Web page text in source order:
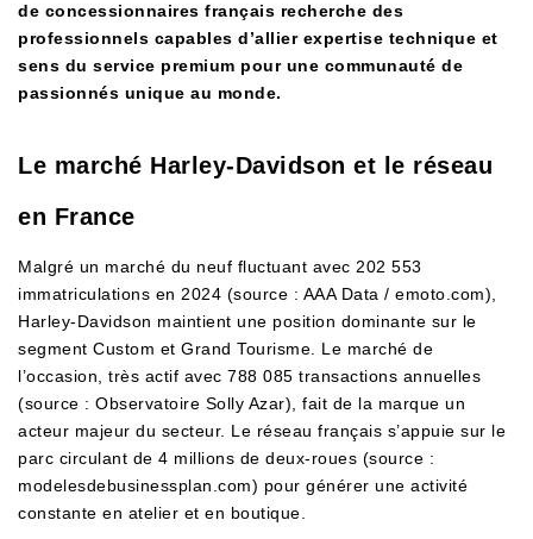
de concessionnaires français recherche des
professionnels capables d’allier expertise technique et
sens du service premium pour une communauté de
passionnés unique au monde.
Le marché Harley-Davidson et le réseau
en France
Malgré un marché du neuf fluctuant avec 202 553
immatriculations en 2024 (source : AAA Data / emoto.com),
Harley-Davidson maintient une position dominante sur le
segment Custom et Grand Tourisme. Le marché de
l’occasion, très actif avec 788 085 transactions annuelles
(source : Observatoire Solly Azar), fait de la marque un
acteur majeur du secteur. Le réseau français s’appuie sur le
parc circulant de 4 millions de deux-roues (source :
modelesdebusinessplan.com) pour générer une activité
constante en atelier et en boutique.